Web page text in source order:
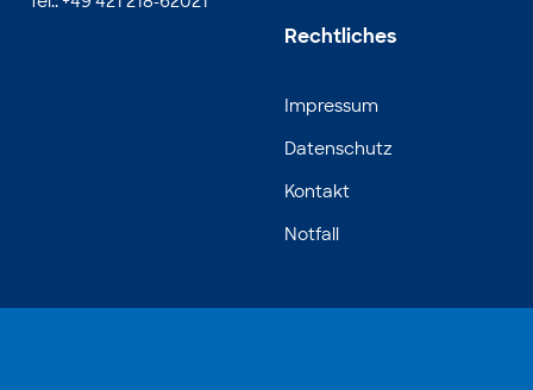
Rechtliches
Impressum
Datenschutz
Kontakt
Notfall